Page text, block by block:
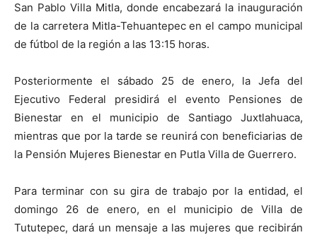
San Pablo Villa Mitla, donde encabezará la inauguración
de la carretera Mitla-Tehuantepec en el campo municipal
de fútbol de la región a las 13:15 horas.
Posteriormente el sábado 25 de enero, la Jefa del
Ejecutivo Federal presidirá el evento Pensiones de
Bienestar en el municipio de Santiago Juxtlahuaca,
mientras que por la tarde se reunirá con beneficiarias de
la Pensión Mujeres Bienestar en Putla Villa de Guerrero.
Para terminar con su gira de trabajo por la entidad, el
domingo 26 de enero, en el municipio de Villa de
Tututepec, dará un mensaje a las mujeres que recibirán